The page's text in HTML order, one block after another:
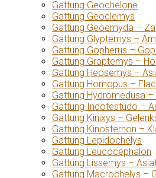
Gattung Geochelone
Gattung Geoclemys
Gattung Geoemyda –
Gattung Glyptemys –
Gattung Gopherus –
Gattung Graptemys –
Gattung Heosemys –
Gattung Homopus –
Gattung Hydromedusa
Gattung Indotestudo –
Gattung Kinixys –
Gattung Kinosternon –
Gattung Lepidochelys
Gattung Leucocephalon
Gattung Lissemys –
Gattung Macrochelys –